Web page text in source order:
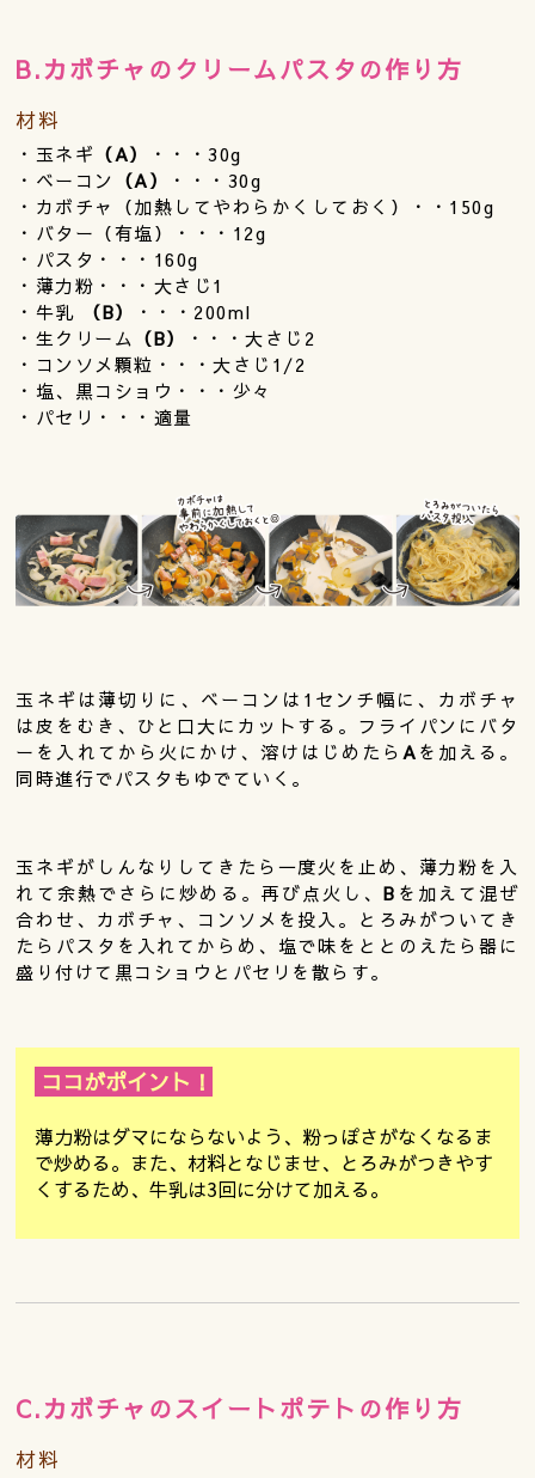
B.カボチャのクリームパスタの作り方
材料
・玉ネギ （A）
・・・30g
・ベーコン （A）
・・・30g
・カボチャ（加熱してやわらかくしておく）・・150g
・バター（有塩）・・・12g
・パスタ・・・160g
・薄力粉・・・大さじ1
・牛乳
（B）
・・・200ml
・生クリーム （B）
・・・大さじ2
・コンソメ顆粒・・・大さじ1/2
・塩、黒コショウ・・・少々
・パセリ・・・適量
玉ネギは薄切りに、ベーコンは1センチ幅に、カボチャ
は皮をむき、ひと口大にカットする。フライパンにバタ
ーを入れてから火にかけ、溶けはじめたら Aを加える。
同時進行でパスタもゆでていく。
玉ネギがしんなりしてきたら一度火を止め、薄力粉を入
れて余熱でさらに炒める。再び点火し、B を加えて混ぜ
合わせ、カボチャ、コンソメを投入。とろみがついてき
たらパスタを入れてからめ、塩で味をととのえたら器に
盛り付けて黒コショウとパセリを散らす。
ココがポイント！
薄力粉はダマにならないよう、粉っぽさがなくなるま
で炒める。また、材料となじませ、とろみがつきやす
くするため、牛乳は3回に分けて加える。
C.カボチャのスイートポテトの作り方
材料